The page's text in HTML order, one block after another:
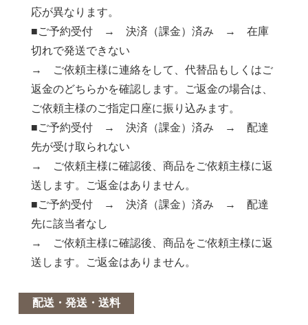
応が異なります。
■ご予約受付 → 決済（課金）済み → 在庫
切れで発送できない
→ ご依頼主様に連絡をして、代替品もしくはご
返金のどちらかを確認します。ご返金の場合は、
ご依頼主様のご指定口座に振り込みます。
■ご予約受付 → 決済（課金）済み → 配達
先が受け取られない
→ ご依頼主様に確認後、商品をご依頼主様に返
送します。ご返金はありません。
■ご予約受付 → 決済（課金）済み → 配達
先に該当者なし
→ ご依頼主様に確認後、商品をご依頼主様に返
送します。ご返金はありません。
配送・発送・送料